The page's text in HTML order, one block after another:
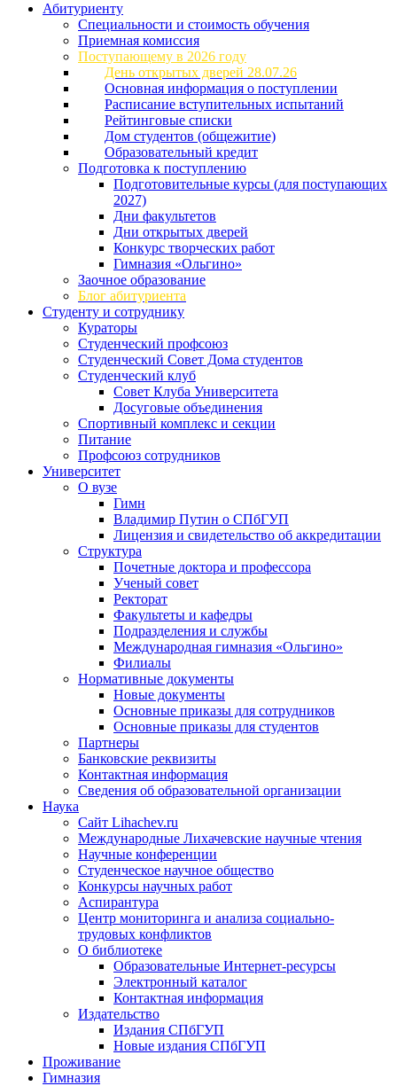
Абитуриенту
Специальности и стоимость обучения
Приемная комиссия
Поступающему в 2026 году
День открытых дверей 28.07.26
Основная информация о поступлении
Расписание вступительных испытаний
Рейтинговые списки
Дом студентов (общежитие)
Образовательный кредит
Подготовка к поступлению
Подготовительные курсы (для поступающих
2027)
Дни факультетов
Дни открытых дверей
Конкурс творческих работ
Гимназия «Ольгино»
Заочное образование
Блог абитуриента
Студенту и сотруднику
Кураторы
Студенческий профсоюз
Студенческий Совет Дома студентов
Студенческий клуб
Совет Клуба Университета
Досуговые объединения
Спортивный комплекс и секции
Питание
Профсоюз сотрудников
Университет
О вузе
Гимн
Владимир Путин о СПбГУП
Лицензия и свидетельство об аккредитации
Структура
Почетные доктора и профессора
Ученый совет
Ректорат
Факультеты и кафедры
Подразделения и службы
Международная гимназия «Ольгино»
Филиалы
Нормативные документы
Новые документы
Основные приказы для сотрудников
Основные приказы для студентов
Партнеры
Банковские реквизиты
Контактная информация
Сведения об образовательной организации
Наука
Сайт Lihachev.ru
Международные Лихачевские научные чтения
Научные конференции
Студенческое научное общество
Конкурсы научных работ
Аспирантура
Центр мониторинга и анализа социально-
трудовых конфликтов
О библиотеке
Образовательные Интернет-ресурсы
Электронный каталог
Контактная информация
Издательство
Издания СПбГУП
Новые издания СПбГУП
Проживание
Гимназия